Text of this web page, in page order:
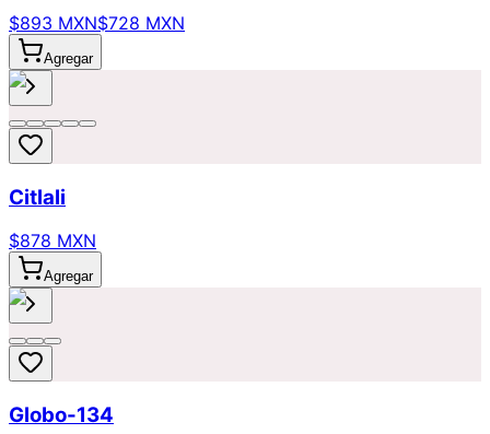
$893 MXN$728 MXN
Agregar
Citlali
$878 MXN
Agregar
Globo-134